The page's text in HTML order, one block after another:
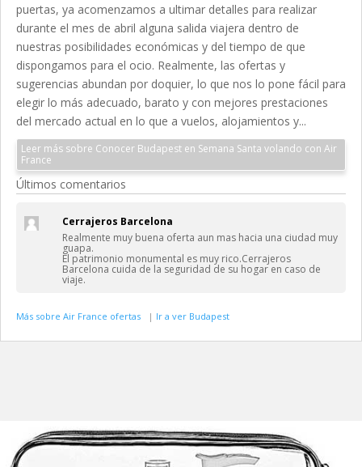
puertas, ya acomenzamos a ultimar detalles para realizar
durante el mes de abril alguna salida viajera dentro de
nuestras posibilidades económicas y del tiempo de que
dispongamos para el ocio. Realmente, las ofertas y
sugerencias abundan por doquier, lo que nos lo pone fácil para
elegir lo más adecuado, barato y con mejores prestaciones
del mercado actual en lo que a vuelos, alojamientos y...
Leer más sobre Conocer Budapest en Semana Santa volando con Air
France
Últimos comentarios
Cerrajeros Barcelona
Realmente muy buena oferta aun mas hacia una ciudad muy
guapa.
El patrimonio monumental es muy rico.Cerrajeros
Barcelona cuida de la seguridad de su hogar en caso de
viaje.
Más sobre Air France ofertas | Ir a ver Budapest